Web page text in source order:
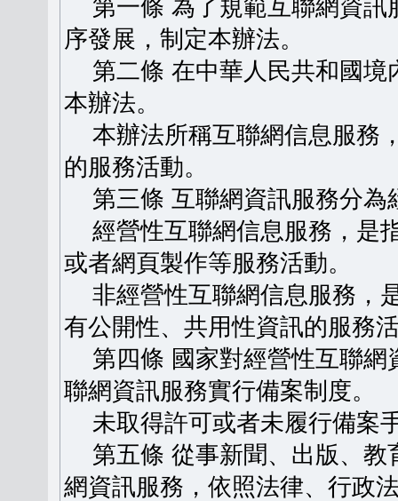
第一條 為了規範互聯網資訊
序發展，制定本辦法。
第二條 在中華人民共和國境
本辦法。
本辦法所稱互聯網信息服務
的服務活動。
第三條 互聯網資訊服務分為
經營性互聯網信息服務，是
或者網頁製作等服務活動。
非經營性互聯網信息服務，
有公開性、共用性資訊的服務
第四條 國家對經營性互聯網
聯網資訊服務實行備案制度。
未取得許可或者未履行備案
第五條 從事新聞、出版、教
網資訊服務，依照法律、行政